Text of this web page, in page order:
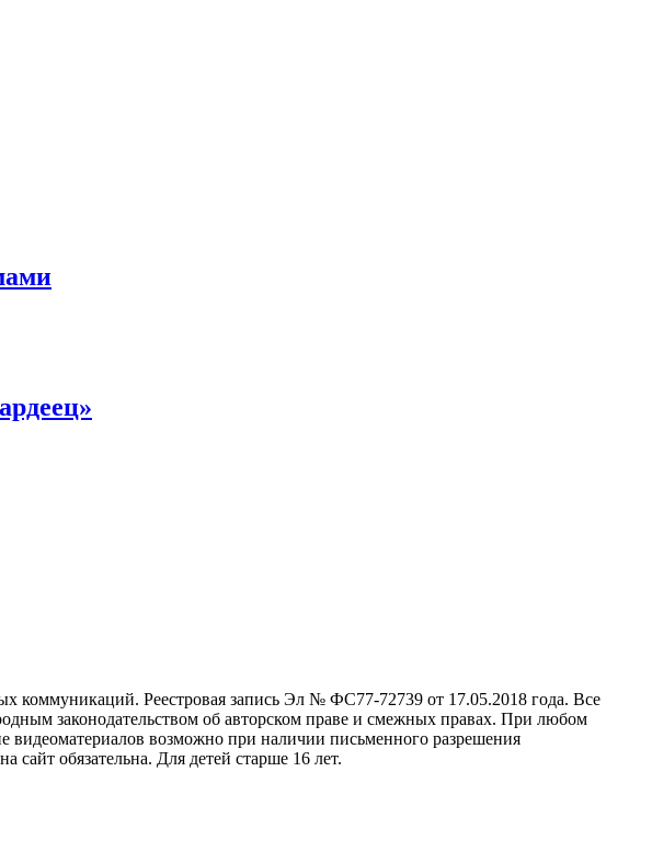
коммуникаций. Реестровая запись Эл № ФС77-72739 от 17.05.2018 года. Все
законодательством об авторском праве и смежных правах. При любом
видеоматериалов возможно при наличии письменного разрешения
сайт обязательна. Для детей старше 16 лет.